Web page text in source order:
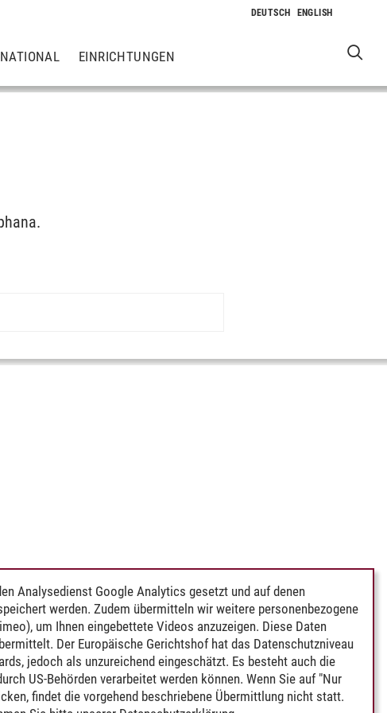
EINRICHTUNGEN
Analysedienst Google Analytics gesetzt und auf denen
werden. Zudem übermitteln wir weitere personenbezogene
um Ihnen eingebettete Videos anzuzeigen. Diese Daten
Der Europäische Gerichtshof hat das Datenschutzniveau
jedoch als unzureichend eingeschätzt. Es besteht auch die
US-Behörden verarbeitet werden können. Wenn Sie auf "Nur
findet die vorgehend beschriebene Übermittlung nicht statt.